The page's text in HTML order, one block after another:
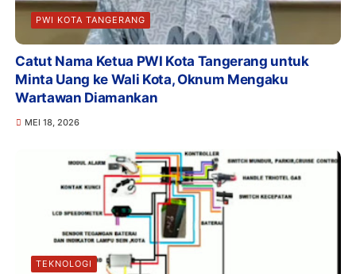
PWI KOTA TANGERANG
Catut Nama Ketua PWI Kota Tangerang untuk
Minta Uang ke Wali Kota, Oknum Mengaku
Wartawan Diamankan
MEI 18, 2026
TEKNOLOGI